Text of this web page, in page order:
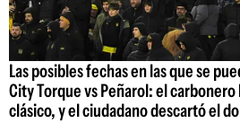
Las posibles fechas en las que se
City Torque vs Peñarol: el
clásico, y el ciudadano descartó el